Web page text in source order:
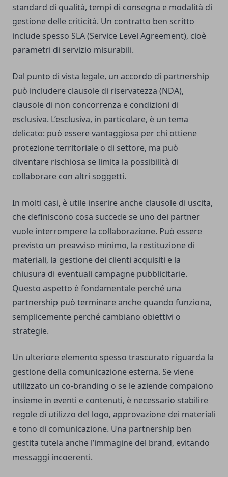
standard di qualità, tempi di consegna e modalità di
gestione delle criticità. Un contratto ben scritto
include spesso SLA (Service Level Agreement), cioè
parametri di servizio misurabili.
Dal punto di vista legale, un accordo di partnership
può includere clausole di riservatezza (NDA),
clausole di non concorrenza e condizioni di
esclusiva. L’esclusiva, in particolare, è un tema
delicato: può essere vantaggiosa per chi ottiene
protezione territoriale o di settore, ma può
diventare rischiosa se limita la possibilità di
collaborare con altri soggetti.
In molti casi, è utile inserire anche clausole di uscita,
che definiscono cosa succede se uno dei partner
vuole interrompere la collaborazione. Può essere
previsto un preavviso minimo, la restituzione di
materiali, la gestione dei clienti acquisiti e la
chiusura di eventuali campagne pubblicitarie.
Questo aspetto è fondamentale perché una
partnership può terminare anche quando funziona,
semplicemente perché cambiano obiettivi o
strategie.
Un ulteriore elemento spesso trascurato riguarda la
gestione della comunicazione esterna. Se viene
utilizzato un co-branding o se le aziende compaiono
insieme in eventi e contenuti, è necessario stabilire
regole di utilizzo del logo, approvazione dei materiali
e tono di comunicazione. Una partnership ben
gestita tutela anche l’immagine del brand, evitando
messaggi incoerenti.